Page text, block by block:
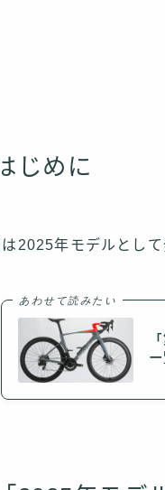
じめに
2025年モデルとし
あわせて読みたい
一